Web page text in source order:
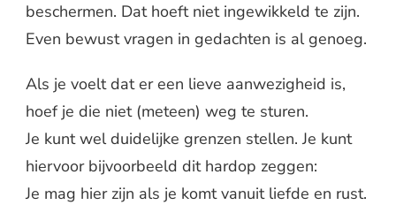
beschermen. Dat hoeft niet ingewikkeld te zijn.
Even bewust vragen in gedachten is al genoeg.
Als je voelt dat er een lieve aanwezigheid is,
hoef je die niet (meteen) weg te sturen.
Je kunt wel duidelijke grenzen stellen. Je kunt
hiervoor bijvoorbeeld dit hardop zeggen:
Je mag hier zijn als je komt vanuit liefde en rust.